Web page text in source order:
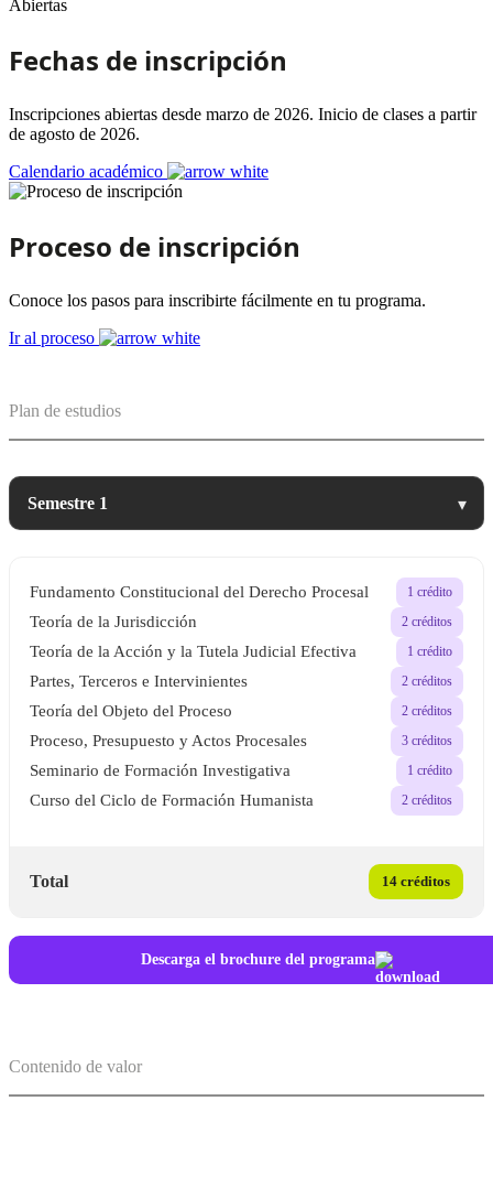
Abiertas
Fechas de inscripción
Inscripciones abiertas desde marzo de 2026. Inicio de clases a partir
de agosto de 2026.
Calendario académico
Proceso de inscripción
Conoce los pasos para inscribirte fácilmente en tu programa.
Ir al proceso
Plan de estudios
▾
Fundamento Constitucional del Derecho Procesal 1 crédito
Teoría de la Jurisdicción 2 créditos
Teoría de la Acción y la Tutela Judicial Efectiva 1 crédito
Partes, Terceros e Intervinientes 2 créditos
Teoría del Objeto del Proceso 2 créditos
Proceso, Presupuesto y Actos Procesales 3 créditos
Seminario de Formación Investigativa 1 crédito
Curso del Ciclo de Formación Humanista 2 créditos
Total 14 créditos
Descarga el brochure del programa
Contenido de valor